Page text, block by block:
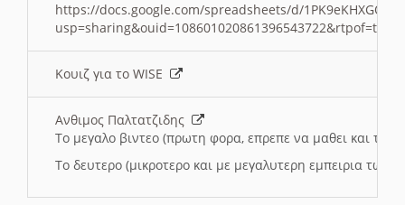
https://docs.google.com/spreadsheets/d/
Κουιζ για το WISE
Ανθιμος Παλτατζιδης
Το μεγαλο βιντεο (πρωτη φορα, επρεπε να μαθει και το
Το δευτερο (μικροτερο και με μεγαλυτερη εμπειρια